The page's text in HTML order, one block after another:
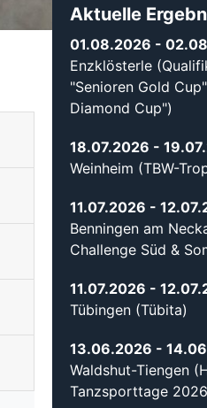
Aktuelle
01.08.2026 -
Enzklösterle
"Senioren Gold
Diamond Cup")
18.07.2026 -
Weinheim (TBW-
11.07.2026 -
Benningen am
Challenge Süd &
11.07.2026 -
Tübingen (Tübita)
13.06.2026 -
Waldshut-Tiengen
Tanzsporttage